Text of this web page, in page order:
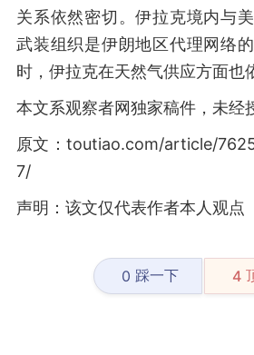
关系依然密切。伊拉克境内与
武装组织是伊朗地区代理网络
时，伊拉克在天然气供应方面也
本文系观察者网独家稿件，未经
原文：toutiao.com/article/
7/
声明：该文仅代表作者本人观点
0 踩一下 4